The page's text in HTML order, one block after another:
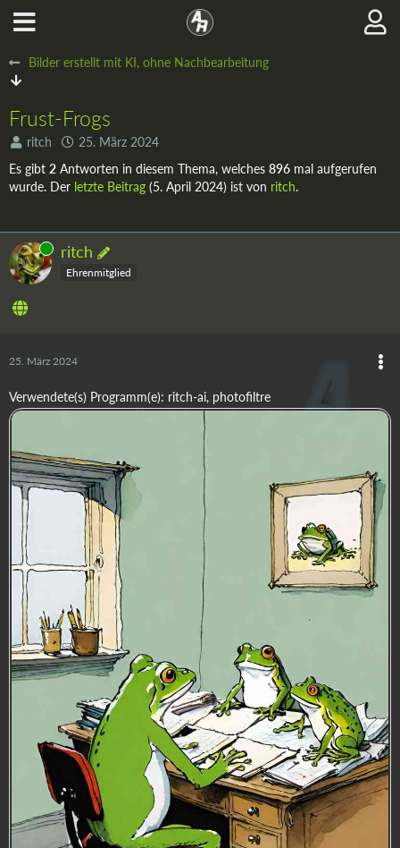
Bilder erstellt mit KI, ohne Nachbearbeitung
Frust-Frogs
ritch
25. März 2024
Es gibt 2 Antworten in diesem Thema, welches 896 mal aufgerufen
wurde. Der letzte Beitrag (5. April 2024) ist von ritch.
Online ritch
Ehrenmitglied
25. März 2024
Verwendete(s) Programm(e): ritch-ai, photofiltre